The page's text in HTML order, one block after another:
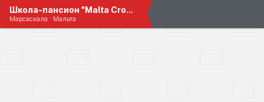
Школа-пансион "Malta Crown"
Марсаскала · Мальта